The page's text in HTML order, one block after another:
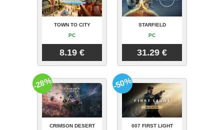
TOWN TO CITY
PC
8.19 €
STARFIELD
PC
31.29 €
CRIMSON DESERT
-28%
007 FIRST LIGHT
-50%